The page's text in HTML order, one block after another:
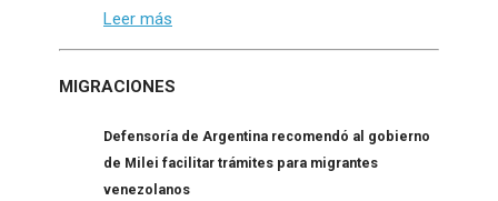
Leer más
MIGRACIONES
Defensoría de Argentina recomendó al gobierno
de Milei facilitar trámites para migrantes
venezolanos